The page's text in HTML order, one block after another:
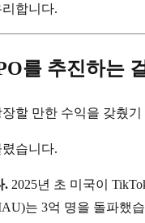
합니다.
를 추진하는
할 만한 수익을 갖췄
습니다.
. 2025년 초 미국이
는 3억 명을 돌파했